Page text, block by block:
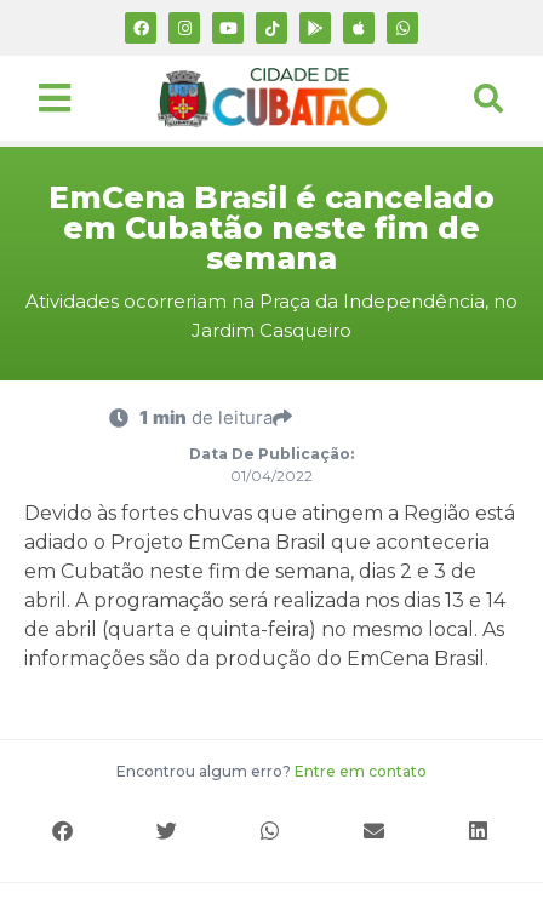
EmCena Brasil é cancelado
em Cubatão neste fim de
semana
Atividades ocorreriam na Praça da Independência, no
Jardim Casqueiro
1 min de leitura
Data De Publicação:
01/04/2022
Devido às fortes chuvas que atingem a Região está
adiado o Projeto EmCena Brasil que aconteceria
em Cubatão neste fim de semana, dias 2 e 3 de
abril. A programação será realizada nos dias 13 e 14
de abril (quarta e quinta-feira) no mesmo local. As
informações são da produção do EmCena Brasil.
Encontrou algum erro? Entre em contato